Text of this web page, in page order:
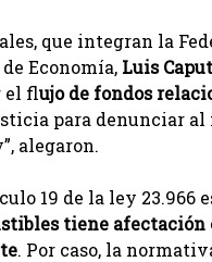
que integran la
Economía, Luis
el flujo de fondos
para denunciar
alegaron.
19 de la ley 23.966
tiene
. Por caso, la